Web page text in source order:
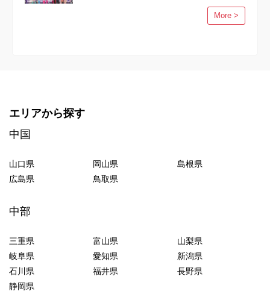
More >
エリアから探す
中国
山口県 岡山県
島根県
広島県
鳥取県
中部
三重県 富山県
山梨県
岐阜県
愛知県
新潟県
石川県
福井県
長野県
静岡県